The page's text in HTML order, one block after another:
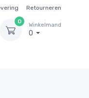
Retourneren
0
Winkelmand
0